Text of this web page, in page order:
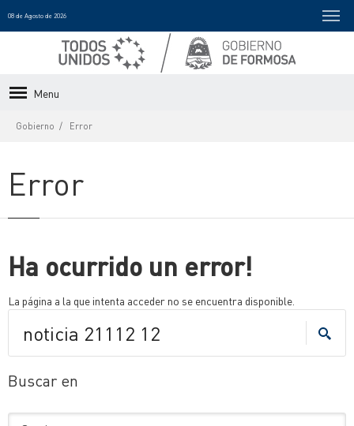
08 de Agosto de 2026
Menu
Gobierno Error
Error
Ha ocurrido un error!
La página a la que intenta acceder no se encuentra disponible.
Buscar en